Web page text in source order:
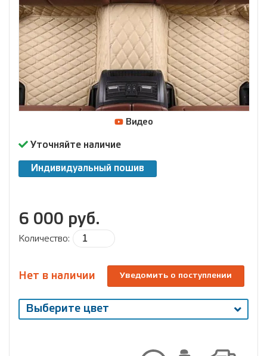
Уточняйте наличие
Индивидуальный пошив
6 000 руб.
Количество:
Нет в наличии Уведомить о поступлении
Видео
Выберите цвет
Выберите